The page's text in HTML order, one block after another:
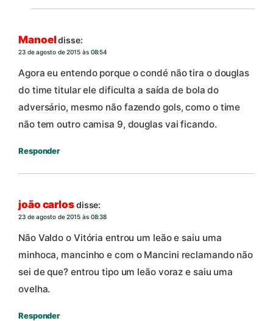
Manoeldisse:
23 de agosto de 2015 às 08:54
Agora eu entendo porque o condé não tira o douglas
do time titular ele dificulta a saída de bola do
adversário, mesmo não fazendo gols, como o time
não tem outro camisa 9, douglas vai ficando.
Responder
joão carlosdisse:
23 de agosto de 2015 às 08:38
Não Valdo o Vitória entrou um leão e saiu uma
minhoca, mancinho e com o Mancini reclamando não
sei de que? entrou tipo um leão voraz e saiu uma
ovelha.
Responder